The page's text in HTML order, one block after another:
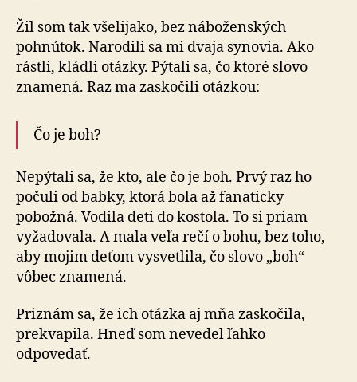
Žil som tak všelijako, bez náboženských
pohnútok. Narodili sa mi dvaja synovia. Ako
rástli, kládli otázky. Pýtali sa, čo ktoré slovo
znamená. Raz ma zaskočili otázkou:
Čo je boh?
Nepýtali sa, že kto, ale čo je boh. Prvý raz ho
počuli od babky, ktorá bola až fanaticky
pobožná. Vodila deti do kostola. To si priam
vyžadovala. A mala veľa rečí o bohu, bez toho,
aby mojim deťom vysvetlila, čo slovo „boh“
vôbec znamená.
Priznám sa, že ich otázka aj mňa zaskočila,
prekvapila. Hneď som nevedel ľahko
odpovedať.